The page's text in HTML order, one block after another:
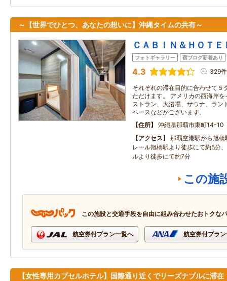
～【世界でひとつ、あなたの想いに】沖縄タイムの共有～
ＣＡＢＩＮ＆ＨＯＴ
フォトギャラリー 宿ブログ新着あり
4.3 329件
それぞれの滞在目的に合わせて５
ただけます。 アメリカの西海岸
ストラン、大浴場、サウナ、ラン
ペースなどがございます。
住所
沖縄県那覇市東町14-10
アクセス
那覇空港駅から旭
レール旭橋駅より徒歩にて約5分
ルより徒歩にて約7分
この施
この施設と交通手段を自由に組み合わせたおトクな
航空券付プラン一覧へ 航空券付プラ
【女性専用カプセルホテル】国際通り近くでリーズナブルに滞在